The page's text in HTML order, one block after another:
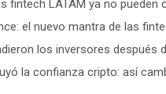
fintech LATAM ya no pueden
el nuevo mantra de las
los inversores después
la confianza cripto: así